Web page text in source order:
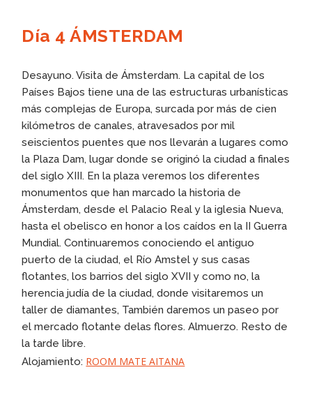
Día 4 ÁMSTERDAM
Desayuno. Visita de Ámsterdam. La capital de los
Países Bajos tiene una de las estructuras urbanísticas
más complejas de Europa, surcada por más de cien
kilómetros de canales, atravesados por mil
seiscientos puentes que nos llevarán a lugares como
la Plaza Dam, lugar donde se originó la ciudad a finales
del siglo XIII. En la plaza veremos los diferentes
monumentos que han marcado la historia de
Ámsterdam, desde el Palacio Real y la iglesia Nueva,
hasta el obelisco en honor a los caídos en la II Guerra
Mundial. Continuaremos conociendo el antiguo
puerto de la ciudad, el Río Amstel y sus casas
flotantes, los barrios del siglo XVII y como no, la
herencia judía de la ciudad, donde visitaremos un
taller de diamantes, También daremos un paseo por
el mercado flotante delas flores. Almuerzo. Resto de
la tarde libre.
Alojamiento: ROOM MATE AITANA